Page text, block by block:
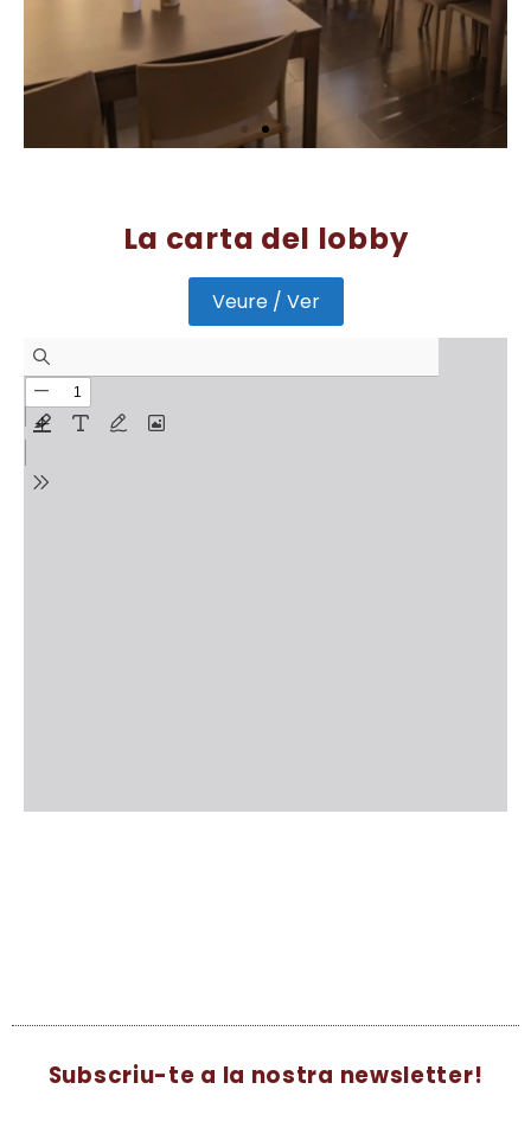
La carta del lobby
Veure / Ver
Subscriu-te a la nostra newsletter!